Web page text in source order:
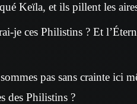
Keïla, et ils pillent les
je ces Philistins ? Et
pas sans crainte ici
des Philistins ?